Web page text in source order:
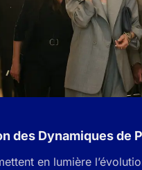
des Dynamiques de
en lumière